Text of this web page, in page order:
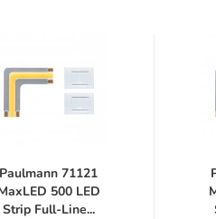
Paulmann 71121
500 LED
Strip Full-Line...